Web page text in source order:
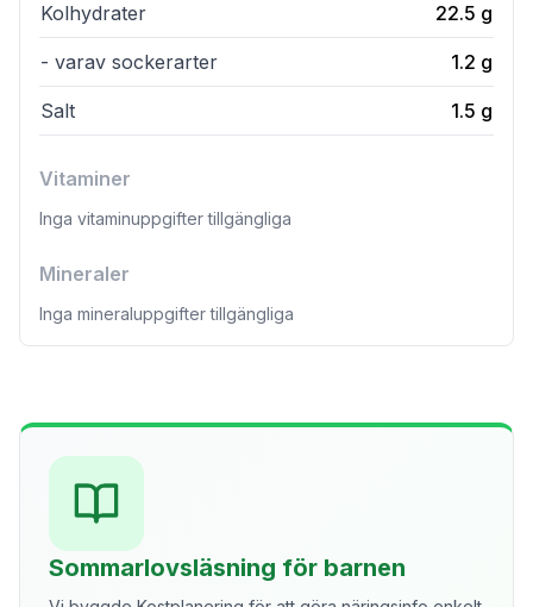
Kolhydrater 22.5 g
- varav sockerarter 1.2 g
Salt 1.5 g
Vitaminer
Inga vitaminuppgifter tillgängliga
Mineraler
Inga mineraluppgifter tillgängliga
Sommarlovsläsning för barnen